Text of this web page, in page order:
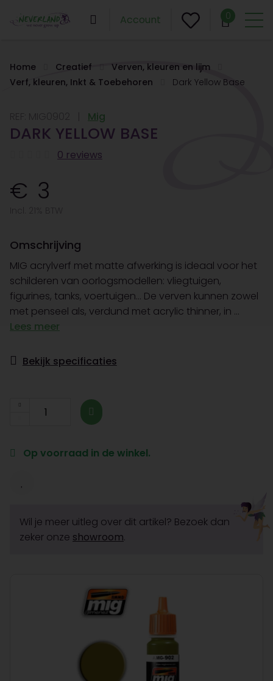
Account 0
Home Creatief
Verven, kleuren en lijm
Verf, kleuren, Inkt & Toebehoren
Dark Yellow Base
Mig
DARK YELLOW BASE
0 reviews
3
Omschrijving
MIG acrylverf met matte afwerking is ideaal voor het
schilderen van oorlogsmodellen: vliegtuigen,
figurines, tanks, voertuigen… De verven kunnen zowel
met penseel als, verdund met acrylic thinner, in ...
Lees meer
Bekijk specificaties
Op voorraad in de winkel.
Wil je meer uitleg over dit artikel? Bezoek dan
zeker onze showroom.